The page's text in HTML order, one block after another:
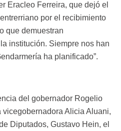
Eracleo Ferreira, que dejó el
por el recibimiento
que demuestran
institución. Siempre nos han
ha planificado”.
del gobernador Rogelio
Alicia Aluani,
Diputados, Gustavo Hein, el